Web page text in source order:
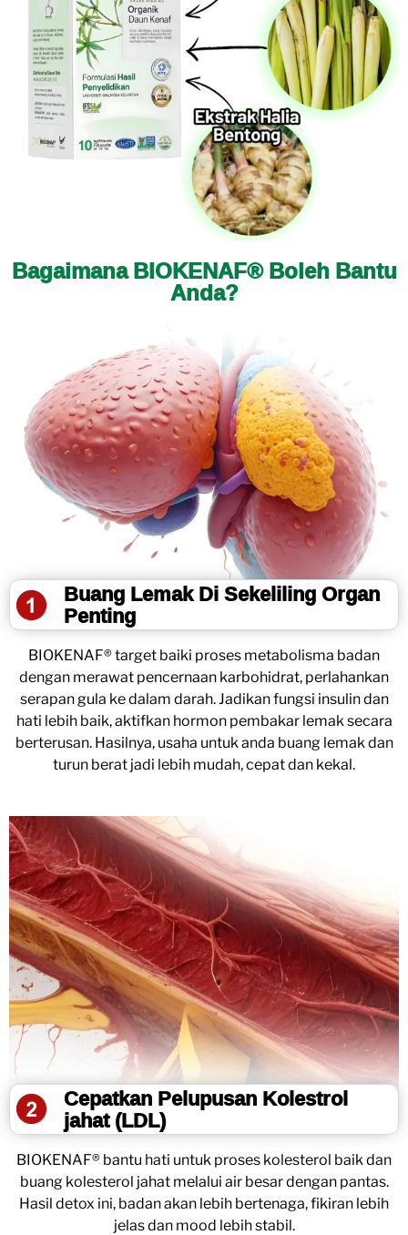
Bagaimana BIOKENAF® Boleh Bantu
Anda?
Buang Lemak Di Sekeliling Organ
Penting
BIOKENAF® target baiki proses metabolisma badan
dengan merawat pencernaan karbohidrat, perlahankan
serapan gula ke dalam darah. Jadikan fungsi insulin dan
hati lebih baik, aktifkan hormon pembakar lemak secara
berterusan. Hasilnya, usaha untuk anda buang lemak dan
turun berat jadi lebih mudah, cepat dan kekal.
Cepatkan Pelupusan Kolestrol
jahat (LDL)
BIOKENAF® bantu hati untuk proses kolesterol baik dan
buang kolesterol jahat melalui air besar dengan pantas.
Hasil detox ini, badan akan lebih bertenaga, fikiran lebih
jelas dan mood lebih stabil.